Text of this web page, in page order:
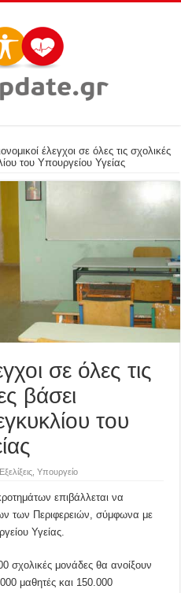
έλεγχοι σε όλες τις σχολικές
του Υπουργείου Υγείας
σε όλες τις
βάσει
του
,Υπουργείο
επιβάλλεται να
των Περιφερειών, σύμφωνα με
Υγείας.
σχολικές μονάδες θα ανοίξουν
μαθητές και 150.000